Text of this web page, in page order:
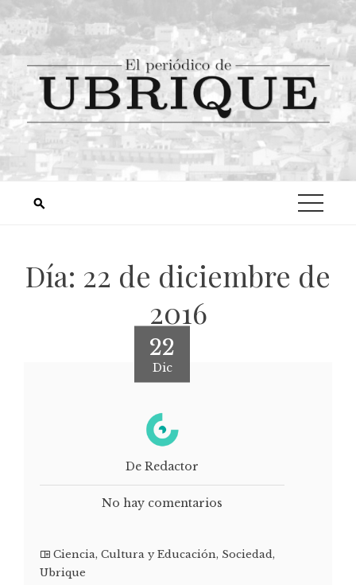
Día: 22 de diciembre de
2016
22
Dic
De Redactor
No hay comentarios
Ciencia, Cultura y Educación, Sociedad,
Ubrique